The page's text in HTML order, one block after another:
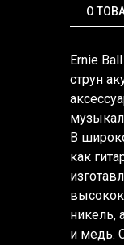
О
Ernie
струн
В
как
никель,
и медь.